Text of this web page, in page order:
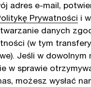
adres e-mail,
Prywatności i
danych
(w tym transfery
Jeśli w dowolnym
w sprawie
możesz wysłać